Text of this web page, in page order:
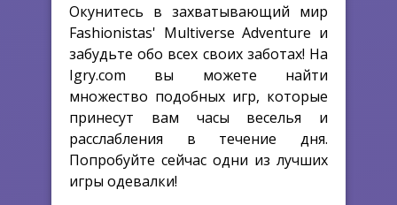
Окунитесь в захватывающий мир
Fashionistas' Multiverse Adventure и
забудьте обо всех своих заботах! На
Igry.com вы можете найти
множество подобных игр, которые
принесут вам часы веселья и
расслабления в течение дня.
Попробуйте сейчас одни из лучших
игры одевалки!